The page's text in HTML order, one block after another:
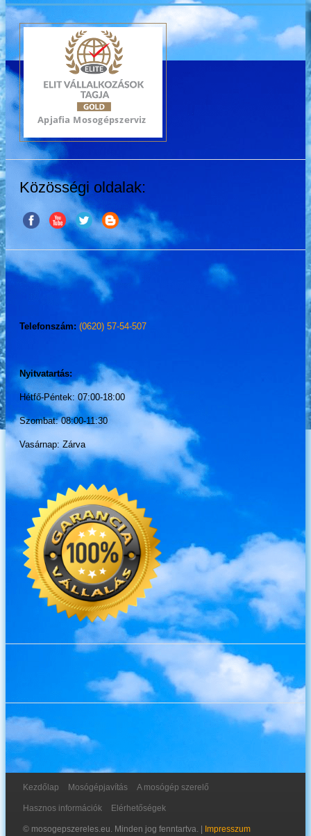
Közösségi oldalak:
Telefonszám: (0620) 57-54-507
Nyitvatartás:
Hétfő-Péntek: 07:00-18:00
Szombat: 08:00-11:30
Vasárnap: Zárva
Kezdőlap Mosógépjavítás A mosógép szerelő
Hasznos információk Elérhetőségek
© mosogepszereles.eu. Minden jog fenntartva. | Impresszum